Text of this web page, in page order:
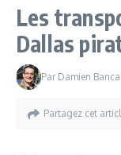
Les
Dallas
Par Damien
Partagez cet